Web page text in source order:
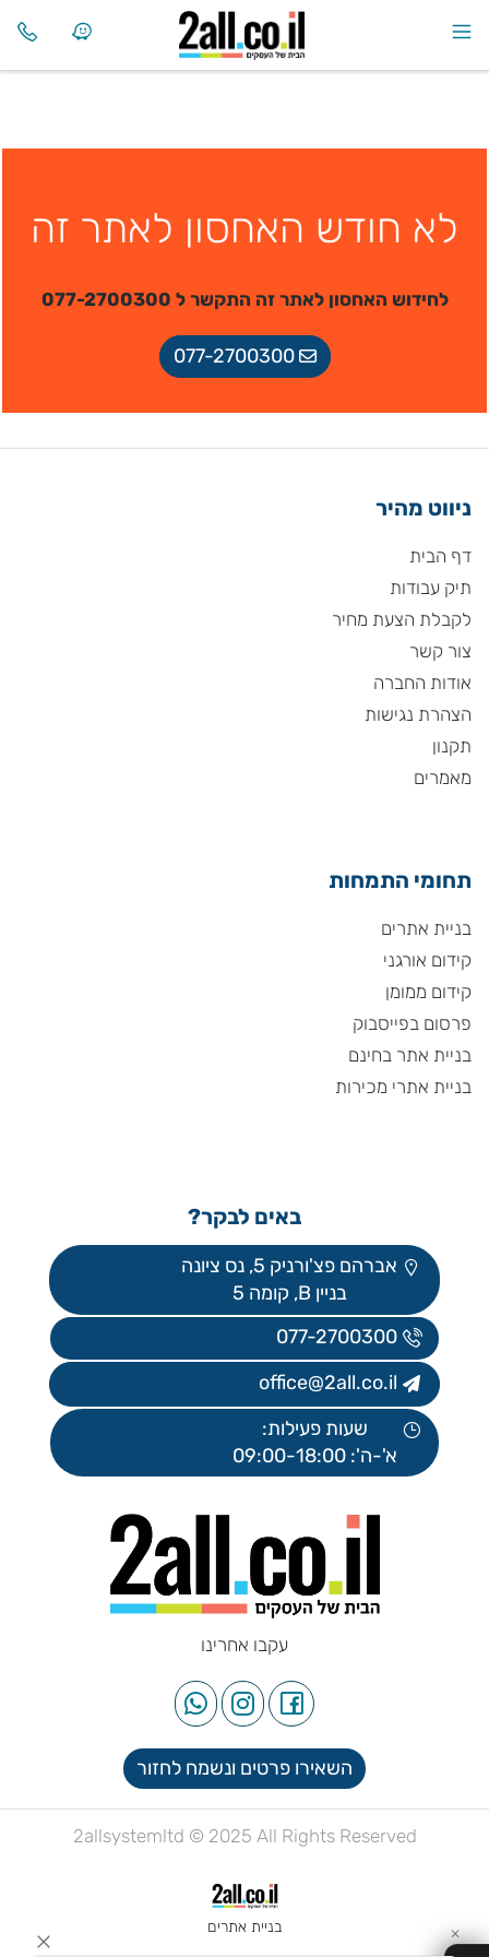
לא חודש האחסון לאתר זה
לחידוש האחסון לאתר זה התקשר ל 077-2700300
077-2700300
ניווט מהיר
דף הבית
תיק עבודות
לקבלת הצעת מחיר
צור קשר
אודות החברה
הצהרת נגישות
תקנון
מאמרים
תחומי התמחות
בניית אתרים
קידום אורגני
קידום ממומן
פרסום בפייסבוק
בניית אתר בחינם
בניית אתרי מכירות
באים לבקר?
אברהם פצ'ורניק 5, נס ציונה
בניין B, קומה 5
077-2700300
office@2all.co.il
שעות פעילות:
א'-ה': 09:00-18:00
עקבו אחרינו
השאירו פרטים ונשמח לחזור
2allsystemltd © 2025 All Rights Reserved
בניית אתרים ✕